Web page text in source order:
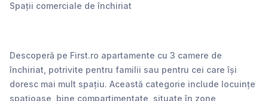
Spații comerciale de închiriat
Descoperă pe First.ro apartamente cu 3 camere de
închiriat, potrivite pentru familii sau pentru cei care își
doresc mai mult spațiu. Această categorie include locuințe
spațioase, bine compartimentate, situate în zone